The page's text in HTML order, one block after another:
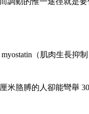
（肌肉生長抑制
米胳膊的人卻能彎舉